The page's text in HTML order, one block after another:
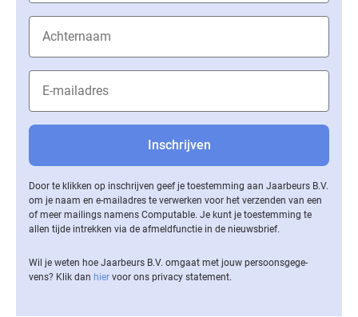
Door te klikken op inschrijven geef je toestemming aan Jaarbeurs B.V.
om je naam en e-mailadres te verwerken voor het verzenden van een
of meer mailings namens Computable. Je kunt je toestemming te
allen tijde intrekken via de af­meld­func­tie in de nieuwsbrief.
Wil je weten hoe Jaarbeurs B.V. omgaat met jouw per­soons­ge­ge­
vens? Klik dan hier voor ons privacy statement.